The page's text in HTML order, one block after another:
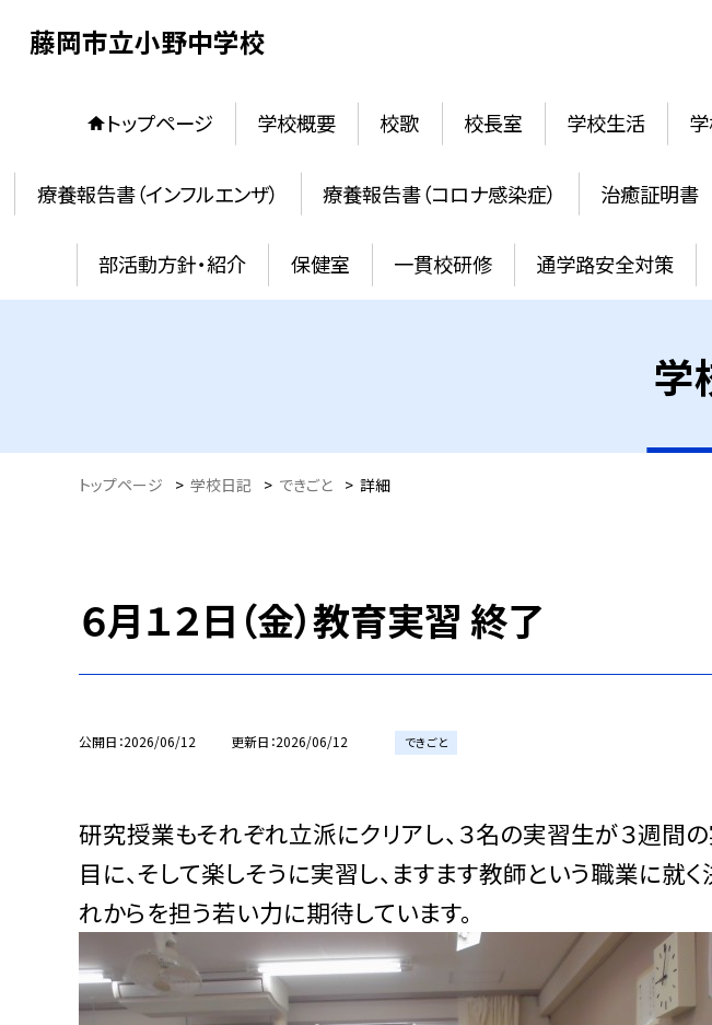
藤岡市立小野中学校
トップページ 学校概要 校歌 校長室 学校生活
療養報告書（インフルエンザ） 療養報告書（コロナ感染症） 治癒証明書
部活動方針・紹介 保健室 一貫校研修 通学路安全対策
学
トップページ > 学校日記 > できごと > 詳細
６月１２日（金）教育実習 終了
公開日 2026/06/12 更新日 2026/06/12 できごと
研究授業もそれぞれ立派にクリアし、３名の実習生が３週間
目に、そして楽しそうに実習し、ますます教師という職業に就
れからを担う若い力に期待しています。